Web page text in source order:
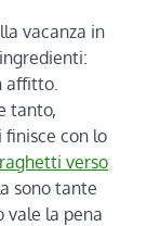
vacanza in
affitto.
tanto,
finisce con lo
verso
sono tante
vale la pena